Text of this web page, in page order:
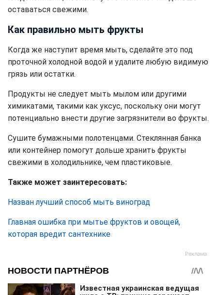
оставаться свежими.
Как правильно мыть фрукты
Когда же наступит время мыть, сделайте это под
проточной холодной водой и удалите любую видимую
грязь или остатки.
Продукты не следует мыть мылом или другими
химикатами, такими как уксус, поскольку они могут
потенциально внести другие загрязнители во фрукты.
Сушите бумажными полотенцами. Стеклянная банка
или контейнер помогут дольше хранить фрукты
свежими в холодильнике, чем пластиковые.
Также может заинтересовать:
Назван лучший способ мыть виноград
Главная ошибка при мытье фруктов и овощей,
которая вредит сантехнике